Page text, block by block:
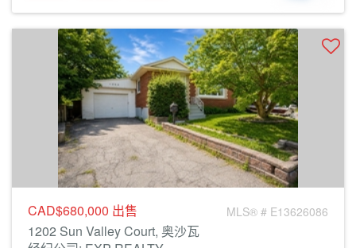
CAD$680,000 出售 MLS® # E13626086
1202 Sun Valley Court, 奥沙瓦